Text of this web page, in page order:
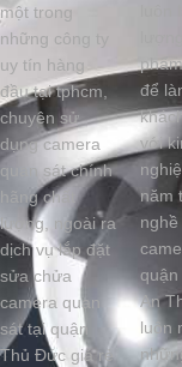
một trong
những công ty
uy tín hàng
đầu tại tphcm,
chuyên sử
dụng camera
quan sát chính
hãng chất
lượng, ngoài ra
dịch vụ lắp đặt
sửa chửa
camera quan
sát tại quận
Thủ Đức giá rẻ
luôn
để
với
năm
nghề
An
luôn